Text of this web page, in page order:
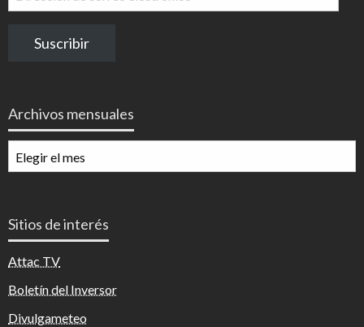
de
electrónico
Suscribir
Archivos mensuales
mensuales
Sitios de interés
Attac TV
Boletín del Inversor
Divulgameteo